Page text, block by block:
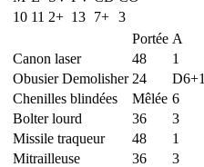
10 11 2+ 13 7+ 3
Portée A
Canon laser
48 1
Obusier Demolisher 24 D6+1
Chenilles blindées
Mêlée 6
Bolter lourd
36 3
Missile traqueur
48 1
Mitrailleuse
36 3